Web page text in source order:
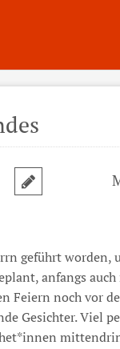
geführt worden,
anfangs
Feiern noch vor
Gesichter. Viel